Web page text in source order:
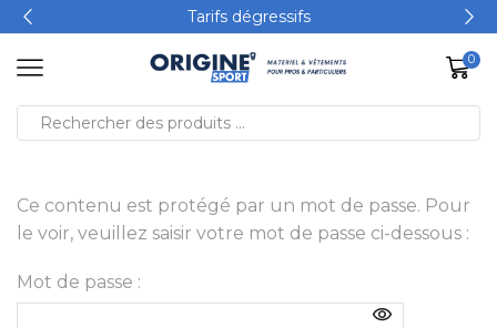
Tarifs dégressifs
0
Ce contenu est protégé par un mot de passe. Pour
le voir, veuillez saisir votre mot de passe ci-dessous :
Mot de passe :